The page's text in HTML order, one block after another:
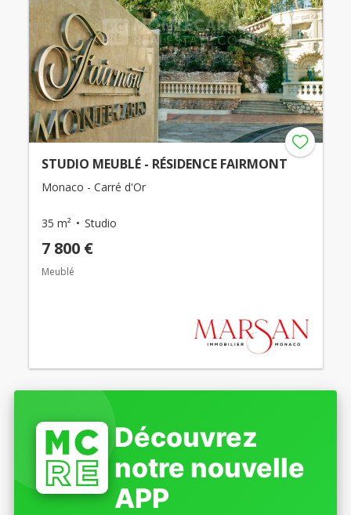
STUDIO MEUBLÉ - RÉSIDENCE FAIRMONT
Monaco - Carré d'Or
35 m² Studio
7 800 €
Meublé
Découvrez
notre nouvelle
APP